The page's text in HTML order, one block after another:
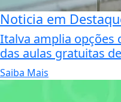
Noticia em
Italva amplia opções
das aulas gratuitas
Saiba Mais